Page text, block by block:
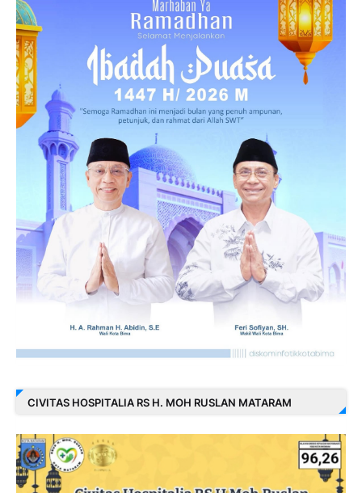
CIVITAS HOSPITALIA RS H. MOH RUSLAN MATARAM